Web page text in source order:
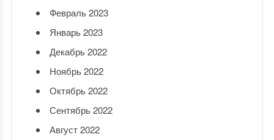
Февраль 2023
Январь 2023
Декабрь 2022
Ноябрь 2022
Октябрь 2022
Сентябрь 2022
Август 2022